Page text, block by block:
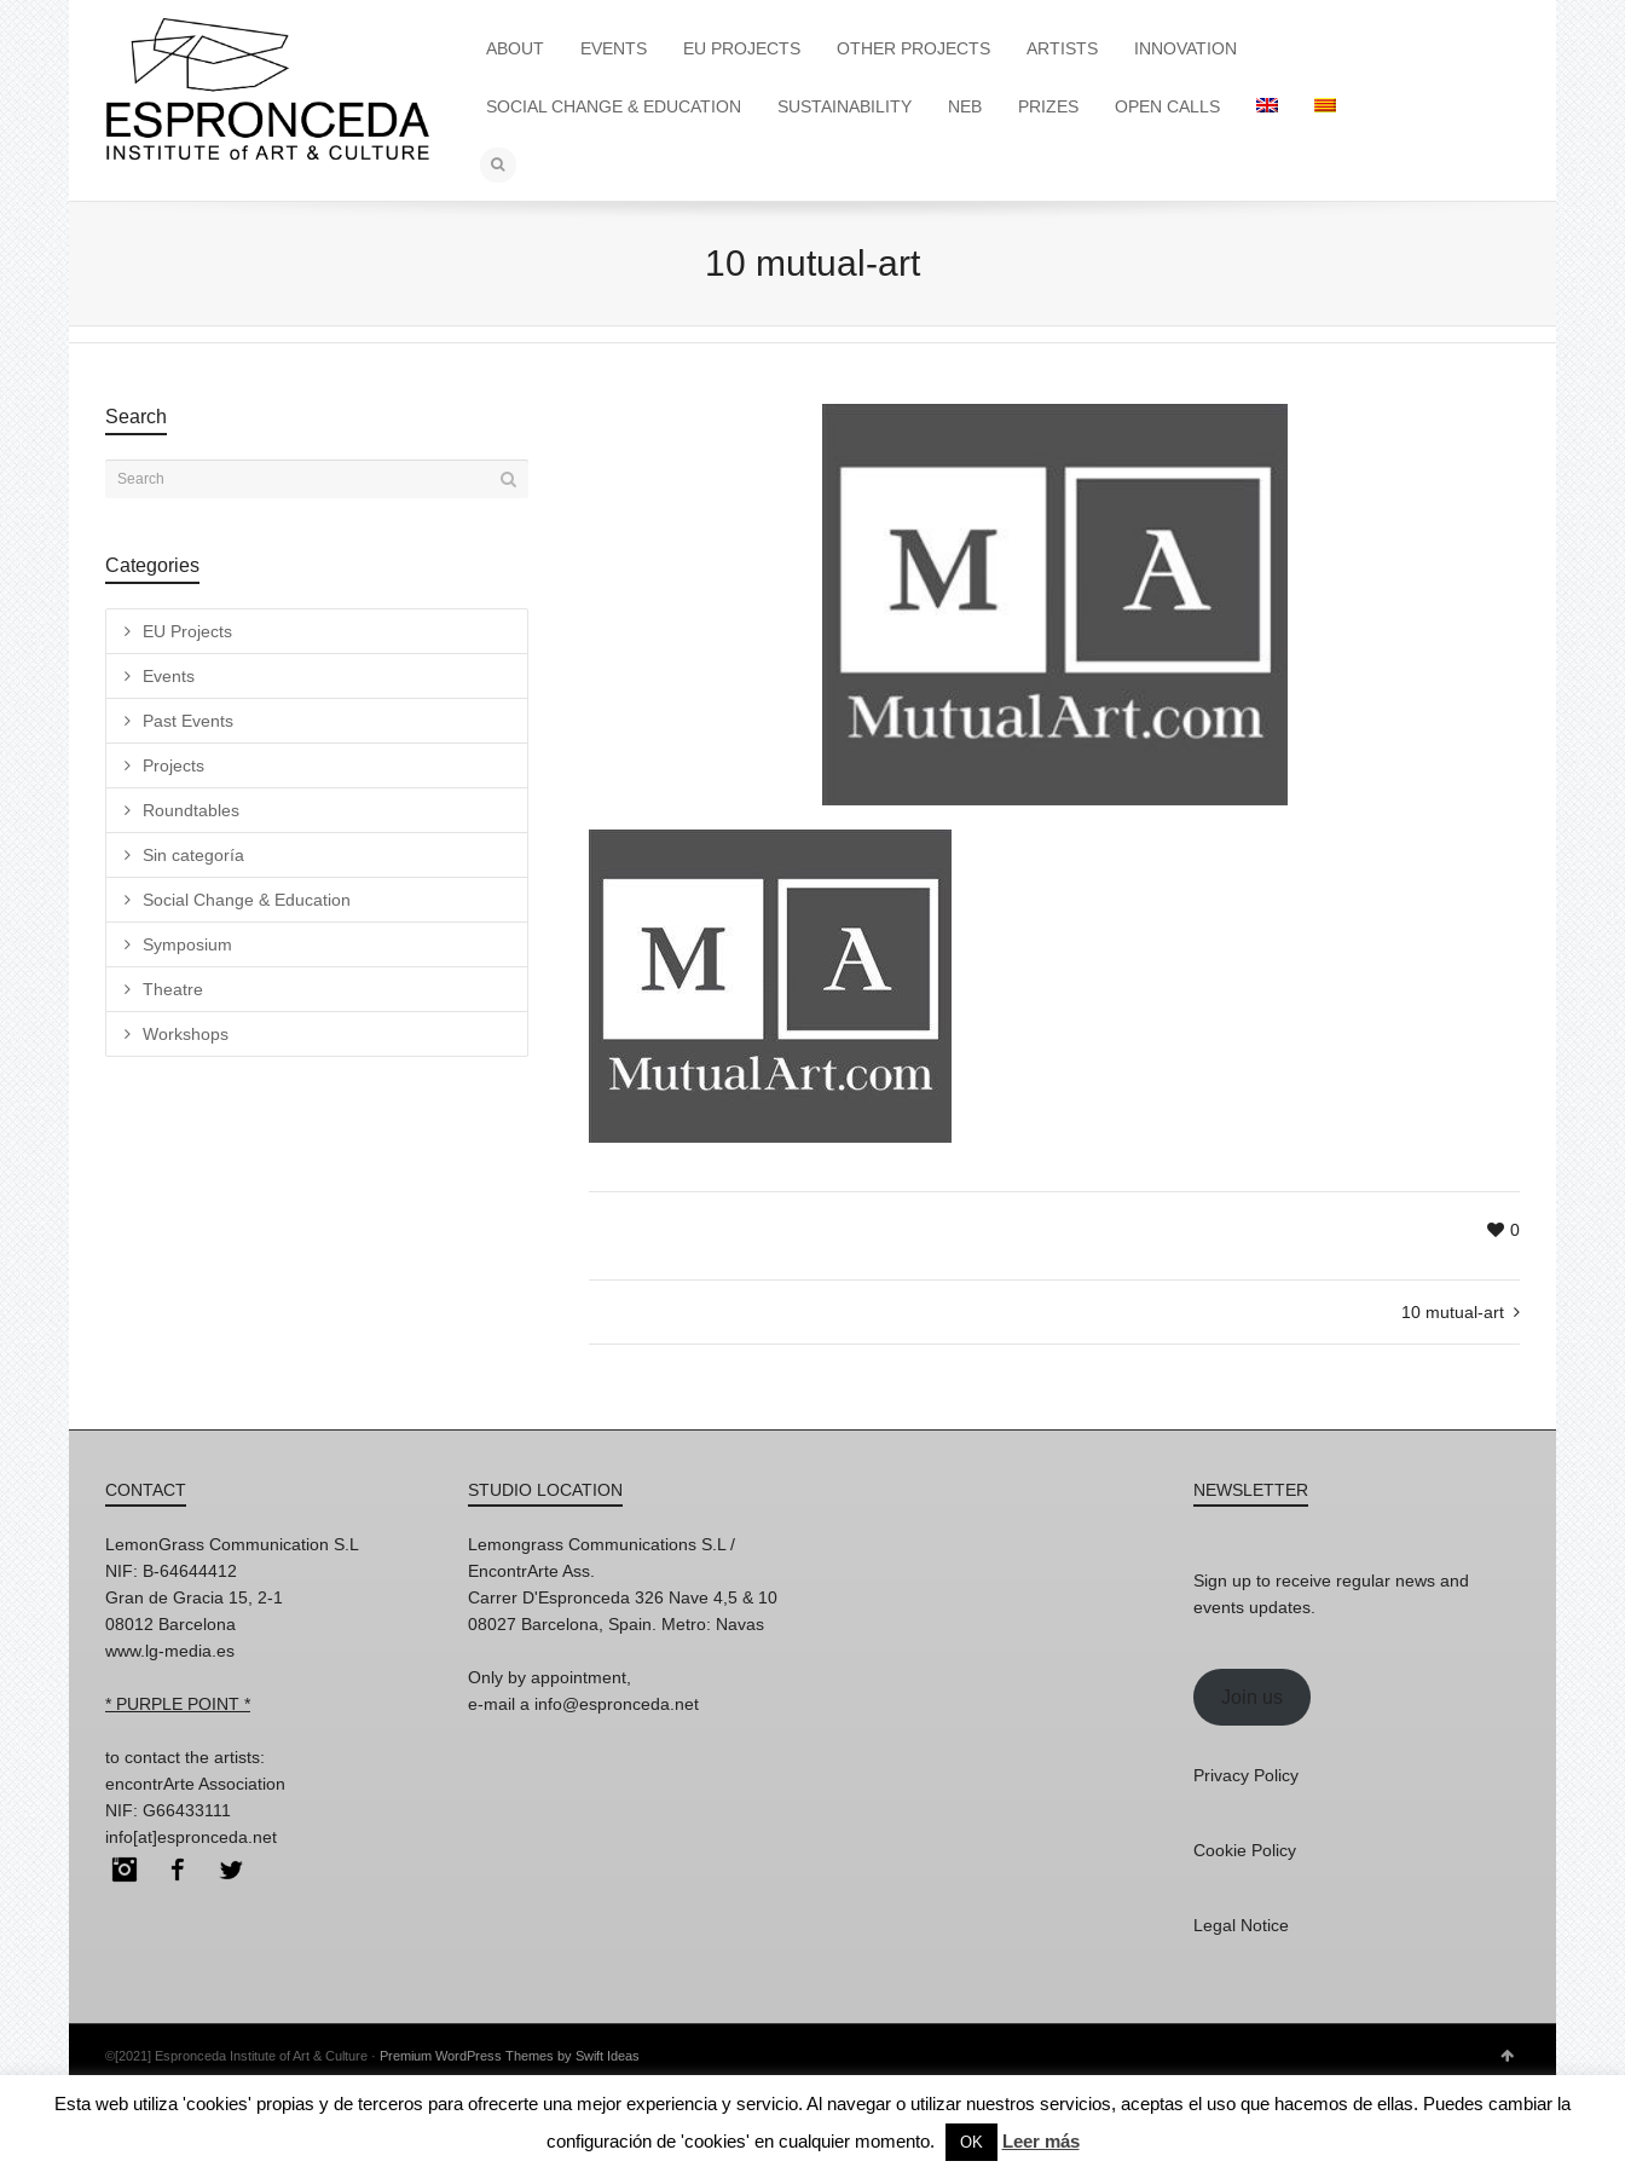
ABOUT EVENTS EU PROJECTS OTHER PROJECTS ARTISTS INNOVATION
SOCIAL CHANGE & EDUCATION SUSTAINABILITY NEB PRIZES OPEN CALLS
10 mutual-art
0
10 mutual-art
Search
Categories
EU Projects
Events
Past Events
Projects
Roundtables
Sin categoría
Social Change & Education
Symposium
Theatre
Workshops
CONTACT
LemonGrass Communication S.L
NIF: B-64644412
Gran de Gracia 15, 2-1
08012 Barcelona
www.lg-media.es
* PURPLE POINT *
to contact the artists:
encontrArte Association
NIF: G66433111
info[at]espronceda.net
InstagramFacebook
STUDIO LOCATION
Lemongrass Communications S.L /
EncontrArte Ass.
Carrer D'Espronceda 326 Nave 4,5 & 10
08027 Barcelona, Spain. Metro: Navas
Only by appointment,
e-mail a info@espronceda.net
NEWSLETTER
Sign up to receive regular news and
events updates.
Join us
Privacy Policy
Cookie Policy
Legal Notice
©[2021] Espronceda Institute of Art & Culture · Premium WordPress Themes by Swift Ideas
Esta web utiliza 'cookies' propias y de terceros para ofrecerte una mejor experiencia y servicio. Al navegar o utilizar nuestros servicios, aceptas el uso que hacemos de ellas. Puedes cambiar la
configuración de 'cookies' en cualquier momento.
OK Leer más
English Català